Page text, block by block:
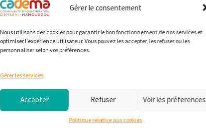
Gérer le consentement
Nous utilisons des cookies pour garantir le bon fonctionnement de nos services et
optimiser l'expérience utilisateur. Vous pouvez les accepter, les refuser ou les
personnaliser selon vos préférences.
Gérer les services
Accepter Refuser Voir les préferences
Politique relative aux cookies
16-12-2025
Où déposer vos textiles à Mayotte